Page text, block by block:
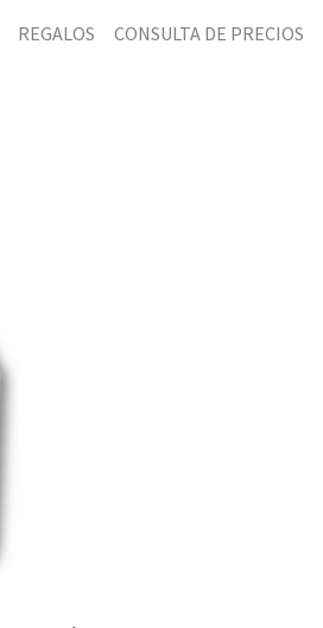
REGALOS CONSULTA DE PRECIOS